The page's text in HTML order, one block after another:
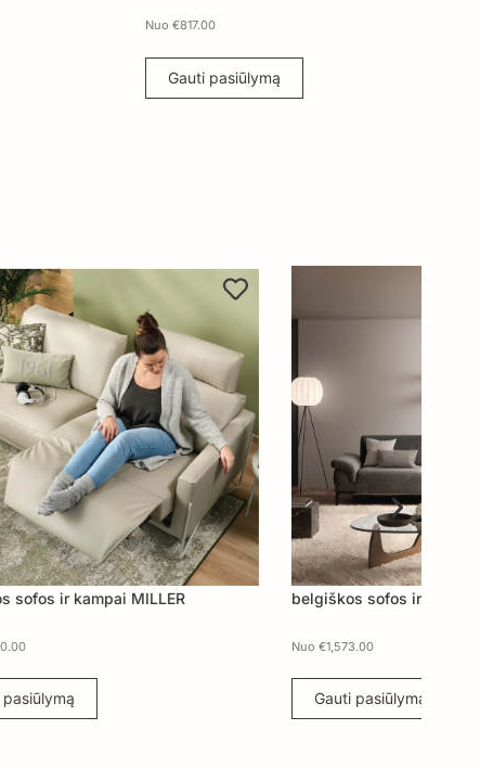
817.00
Gauti pasiūlymą
belgiškos sofos ir kampai WAVE